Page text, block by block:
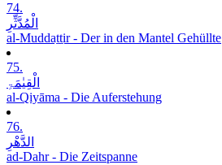
74.
الْمُدَّثِّرِ
al-Muddaṯṯir - Der in den Mantel Gehüllte
75.
الْقِیٰمَۃِ
al-Qiyāma - Die Auferstehung
76.
الدَّھْرِ
ad-Dahr - Die Zeitspanne